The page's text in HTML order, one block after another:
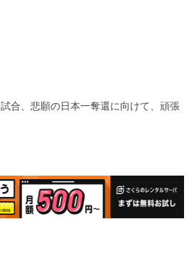
合、悲願の日本一奪還に向けて、頑張